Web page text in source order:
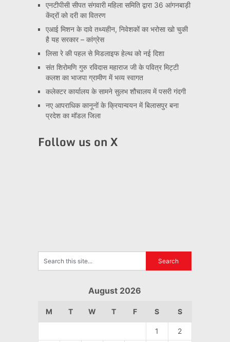
एनटीपीसी सीपत संगवारी महिला समिति द्वारा 36 आंगनबाड़ी
केंद्रों को दरी का वितरण
एआई मिशन के दावे तथ्यहीन, निवेशकों का भरोसा खो चुकी
है यह सरकार – कांग्रेस
लिसा रे की पहल से मिडलाइफ हेल्थ को नई दिशा
संत शिरोमणि गुरु रविदास महाराज जी के पवित्र मिट्टी
कलश का भाजपा ग्रामीण में भव्य स्वागत
कलेक्टर कार्यालय के सामने सुलभ शौचालय में पसरी गंदगी
नए आपराधिक कानूनों के क्रियान्वयन में बिलासपुर बना
प्रदेश का मॉडल जिला
Follow us on X
August 2026
M T W T F S S
1 2